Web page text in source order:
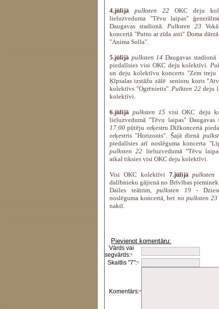
4.jūlijā pulksten 22 OKC deju
lieluzveduma "Tēvu laipas"
Daugavas stadionā. Pulksten 23
koncertā "Putns ar zīda asti" Doma
"Anima Solla".
5.jūlijā pulksten 14 Daugavas
piedalīsies visi OKC deju kolektīvi.
un deju kolektīvu koncerts "Zem
Ķīpsalas izstāžu zālē senioru koris
kolektīvs "Ogrēnietis".Pulkten 22 deju
kolektīvi.
6.jūlijā pulksten 15 visi OKC deju
lieluzvedumā "Tēvu laipas"
17:00 pūtēju orķestru Dižkoncertā
orķestris "Horizonts". Šajā dienā
piedalīsies arī noslēguma koncerta
pulksten 22 lieluzvedumā "Tēvu
atkal tiksies visi OKC deju kolektīvi.
Visi OKC kolektīvi 7.jūlijā pulksten
dalībnieku gājienā no Brīvības
Dailes teātrim,pulksten 19-
noslēguma koncertā, bet no pulksten
naktī.
Pievienot komentāru:
Vārds vai
segvārds:*
Skaitlis "7":*
Komentārs:*